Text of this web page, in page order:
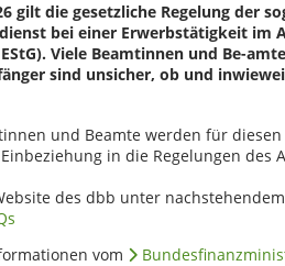
gilt die gesetzliche Regelung der
bei einer Erwerbstätigkeit im
Viele Beamtinnen und Be-
sind unsicher, ob und
und Beamte werden für
in die Regelungen des
des dbb unter
vom